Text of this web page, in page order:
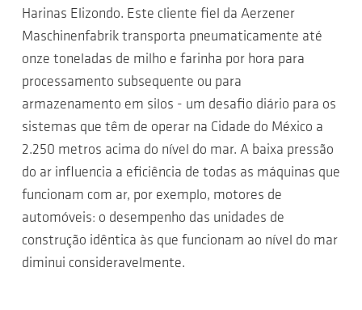
Harinas Elizondo. Este cliente fiel da Aerzener
Maschinenfabrik transporta pneumaticamente até
onze toneladas de milho e farinha por hora para
processamento subsequente ou para
armazenamento em silos - um desafio diário para os
sistemas que têm de operar na Cidade do México a
2.250 metros acima do nível do mar. A baixa pressão
do ar influencia a eficiência de todas as máquinas que
funcionam com ar, por exemplo, motores de
automóveis: o desempenho das unidades de
construção idêntica às que funcionam ao nível do mar
diminui consideravelmente.